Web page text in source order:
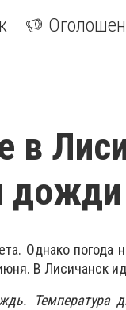
в
дожди
Однако погода
В Лисичанск
Температура